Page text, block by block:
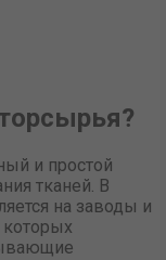
и простой
тканей. В
на заводы и
которых